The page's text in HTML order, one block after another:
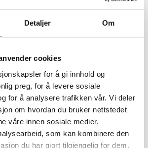
Detaljer Om
cookies
for å gi innhold og
preg, for å levere sosiale
for å analysere trafikken vår. Vi deler
om hvordan du bruker nettstedet
våre innen sosiale medier,
som kan kombinere den
du har gjort tilgjengelig for dem,
av de største naturinngrep som
det naturlige plante og
typer gran som brukes og at
et spredningspotensial som gjør